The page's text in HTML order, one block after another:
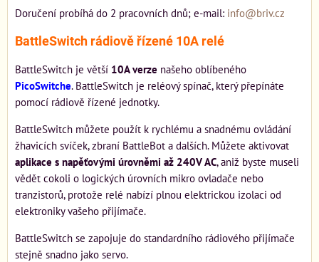
Doručení probíhá do 2 pracovních dnů; e-mail: info@briv.cz
BattleSwitch rádiově řízené 10A relé
BattleSwitch je větší 10A verze našeho oblíbeného
PicoSwitche. BattleSwitch je reléový spínač, který přepínáte
pomocí rádiově řízené jednotky.
BattleSwitch můžete použít k rychlému a snadnému ovládání
žhavicích svíček, zbraní BattleBot a dalších. Můžete aktivovat
aplikace s napěťovými úrovněmi až 240V AC, aniž byste museli
vědět cokoli o logických úrovních mikro ovladače nebo
tranzistorů, protože relé nabízí plnou elektrickou izolaci od
elektroniky vašeho přijímače.
BattleSwitch se zapojuje do standardního rádiového přijímače
stejně snadno jako servo.